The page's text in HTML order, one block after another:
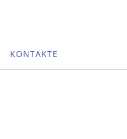
KONTAKTE